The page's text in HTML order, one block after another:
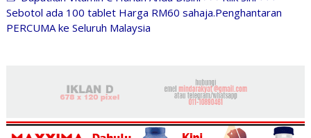
Sebotol ada 100 tablet Harga RM60 sahaja.Penghantaran
PERCUMA ke Seluruh Malaysia